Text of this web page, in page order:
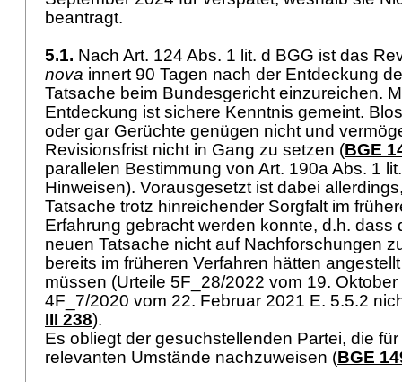
beantragt.
5.1. Nach Art. 124 Abs. 1 lit. d BGG ist das
nova innert 90 Tagen nach der Entdeckung
Tatsache beim Bundesgericht einzureichen.
Entdeckung ist sichere Kenntnis gemeint.
oder gar Gerüchte genügen nicht und
Revisionsfrist nicht in Gang zu setzen (BGE
parallelen Bestimmung von Art. 190a Abs. 1
Hinweisen). Vorausgesetzt ist dabei
Tatsache trotz hinreichender Sorgfalt im
Erfahrung gebracht werden konnte, d.h. dass
neuen Tatsache nicht auf Nachforschungen
bereits im früheren Verfahren hätten
müssen (Urteile 5F_28/2022 vom 19.
4F_7/2020 vom 22. Februar 2021 E. 5.5.2
III 238).
Es obliegt der gesuchstellenden Partei, die
relevanten Umstände nachzuweisen (BGE